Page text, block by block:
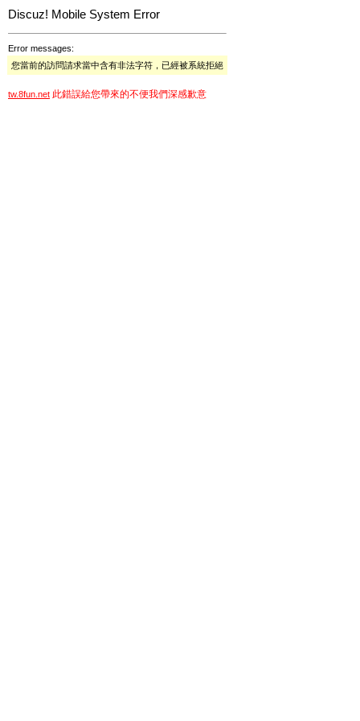
Discuz! Mobile System Error
Error messages:
您當前的訪問請求當中含有非法字符，已經被系統拒絕
tw.8fun.net 此錯誤給您帶來的不便我們深感歉意